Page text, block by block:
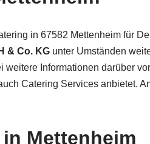
in 67582 Mettenheim für
& Co. KG unter Umständen
Informationen darüber
Catering Services anbietet.
Mettenheim